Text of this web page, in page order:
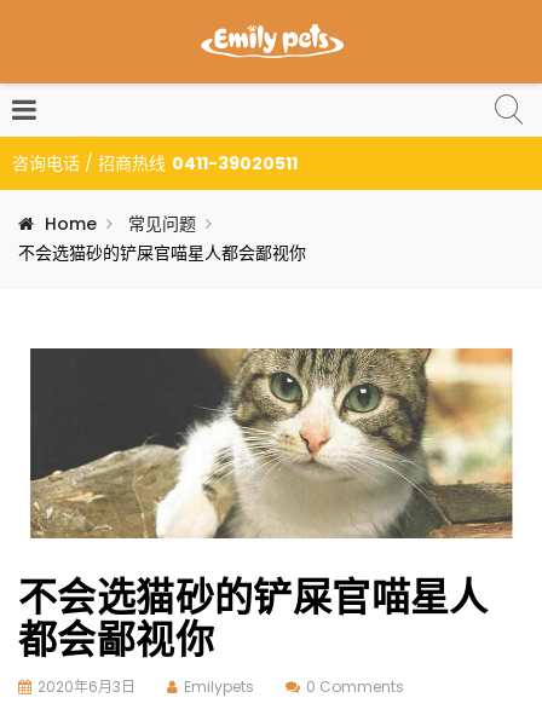
咨询电话 / 招商热线 0411-39020511
Home
常见问题
不会选猫砂的铲屎官喵星人都会鄙视你
不会选猫砂的铲屎官喵星人
都会鄙视你
2020年6月3日 Emilypets 0 Comments